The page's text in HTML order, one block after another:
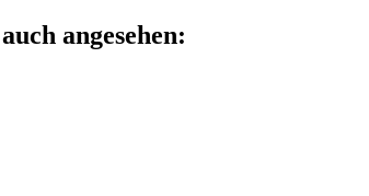
angesehen: